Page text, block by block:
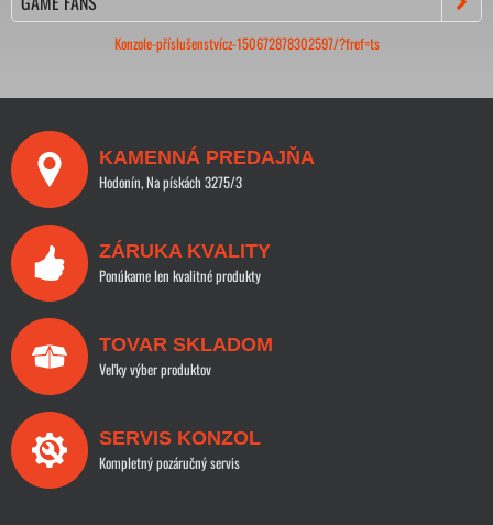
Konzole-příslušenstvícz-150672878302597/?fref=ts
KAMENNÁ PREDAJŇA
Hodonín, Na pískách 3275/3
ZÁRUKA KVALITY
Ponúkame len kvalitné produkty
TOVAR SKLADOM
Veľky výber produktov
SERVIS KONZOL
Kompletný pozáručný servis